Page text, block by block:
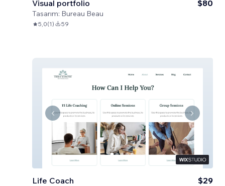
Visual portfolio
Tasarım: Bureau Beau
$80
5,0(1) 59
Life Coach $29